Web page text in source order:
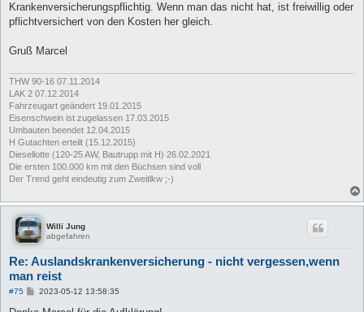
Krankenversicherungspflichtig. Wenn man das nicht hat, ist freiwillig oder
pflichtversichert von den Kosten her gleich.
Gruß Marcel
THW 90-16 07.11.2014
LAK 2 07.12.2014
Fahrzeugart geändert 19.01.2015
Eisenschwein ist zugelassen 17.03.2015
Umbauten beendet 12.04.2015
H Gutachten erteilt (15.12.2015)
Diesellotte (120-25 AW, Bautrupp mit H) 26.02.2021
Die ersten 100.000 km mit den Büchsen sind voll
Der Trend geht eindeutig zum Zweitlkw ;-)
Willi Jung
abgefahren
Re: Auslandskrankenversicherung - nicht vergessen,wenn
man reist
#75
B
i
2023-05-12 13:58:35